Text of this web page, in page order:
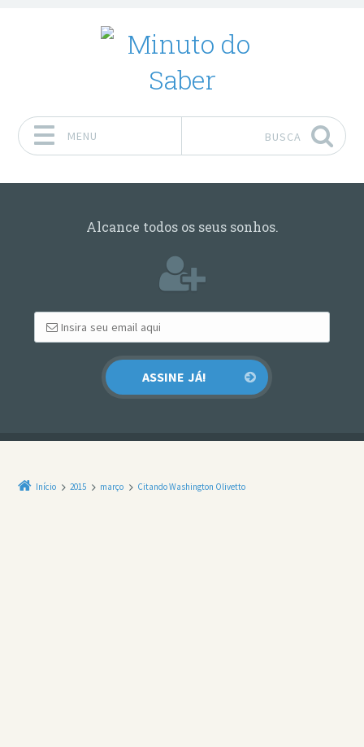
MENU BUSCA
Alcance todos os seus sonhos.
Início 2015 março Citando Washington Olivetto